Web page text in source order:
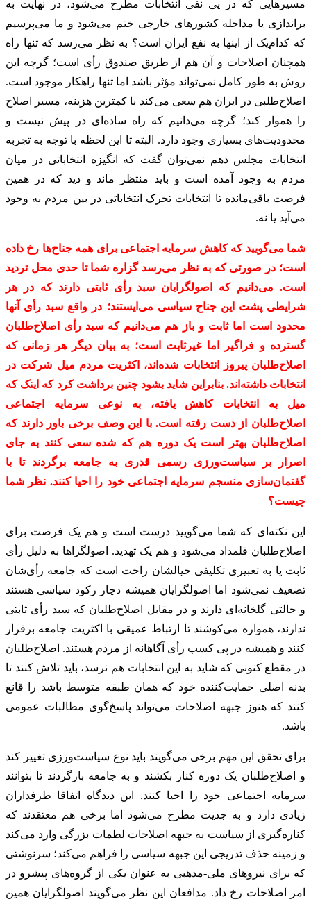
مسیرهایی که در پی نفی انتخابات مطرح می‌شود، در نهایت به
براندازی یا مداخله کشورهای خارجی ختم می‌شود و ما می‌پرسیم
که کدام‌یک از اینها به نفع ایران است؟ به نظر می‌رسد که تنها راه
همچنان اصلاحات و آن هم از طریق صندوق رأی است؛ گرچه این
روش به طور کامل نمی‌تواند مؤثر باشد اما تنها راهکار موجود است.
اصلاح‌طلبی در ایران هم سعی می‌کند با کمترین هزینه، مسیر اصلاح
را هموار کند؛ گرچه می‌دانیم که راه ساده‌ای در پیش نیست و
محدودیت‌های بسیاری وجود دارد. البته تا این لحظه با توجه به تجربه
انتخابات مجلس دهم نمی‌توان گفت که انگیزه انتخاباتی در میان
مردم به وجود آمده است و باید منتظر ماند و دید که در همین
فرصت باقی‌مانده تا انتخابات تحرک انتخاباتی در بین مردم به وجود
می‌آید یا نه.
شما می‌گویید که کاهش سرمایه اجتماعی برای همه جناح‌ها رخ داده
است؛ در صورتی که به نظر می‌رسد گزاره شما تا حدی محل تردید
است. می‌دانیم که اصولگرایان سبد رأی ثابتی دارند که در هر
شرایطی پشت این جناح سیاسی می‌ایستند؛ در واقع سبد رأی آنها
محدود است اما ثابت و باز هم می‌دانیم که سبد رأی اصلاح‌طلبان
گسترده و فراگیر اما غیرثابت است؛ به بیان دیگر هر زمانی که
اصلاح‌طلبان پیروز انتخابات شده‌اند، اکثریت مردم میل شرکت در
انتخابات داشته‌اند. بنابراین شاید بشود چنین برداشت کرد که اینک که
میل به انتخابات کاهش یافته، به نوعی سرمایه اجتماعی
اصلاح‌طلبان از دست رفته است. با این وصف برخی باور دارند که
اصلاح‌طلبان بهتر است یک دوره هم که شده سعی کنند به جای
اصرار بر سیاست‌ورزی رسمی قدری به جامعه برگردند تا با
گفتمان‌سازی منسجم سرمایه اجتماعی خود را احیا کنند. نظر شما
چیست؟
این نکته‌ای که شما می‌گویید درست است و هم یک فرصت برای
اصلاح‌طلبان قلمداد می‌شود و هم یک تهدید. اصولگراها به دلیل رأی
ثابت یا به تعبیری تکلیفی خیالشان راحت است که جامعه رأی‌شان
تضعیف نمی‌شود اما اصولگرایان همیشه دچار رکود سیاسی هستند
و حالتی گلخانه‌ای دارند و در مقابل اصلاح‌طلبان که سبد رأی ثابتی
ندارند، همواره می‌کوشند تا ارتباط عمیقی با اکثریت جامعه برقرار
کنند و همیشه در پی کسب رأی آگاهانه از مردم هستند. اصلاح‌طلبان
در مقطع کنونی که شاید به این انتخابات هم نرسد، باید تلاش کنند تا
بدنه اصلی حمایت‌کننده خود که همان طبقه متوسط باشد را قانع
کنند که هنوز جبهه اصلاحات می‌تواند پاسخ‌گوی مطالبات عمومی
باشد.
برای تحقق این مهم برخی می‌گویند باید نوع سیاست‌ورزی تغییر کند
و اصلاح‌طلبان یک دوره کنار بکشند و به جامعه بازگردند تا بتوانند
سرمایه اجتماعی خود را احیا کنند. این دیدگاه اتفاقا طرفداران
زیادی دارد و به جدیت مطرح می‌شود اما برخی هم معتقدند که
کناره‌گیری از سیاست به جبهه اصلاحات لطمات بزرگی وارد می‌کند
و زمینه حذف تدریجی این جبهه سیاسی را فراهم می‌کند؛ سرنوشتی
که برای نیروهای ملی-مذهبی به عنوان یکی از گروه‌های پیشرو در
امر اصلاحات رخ داد. مدافعان این نظر می‌گویند اصولگرایان همین